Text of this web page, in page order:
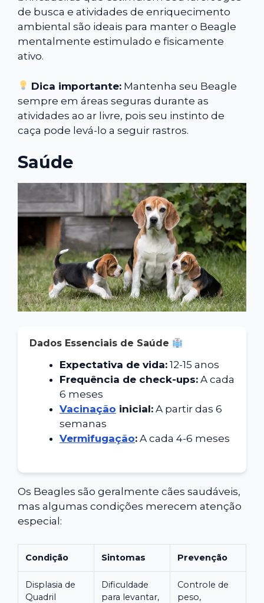
de busca e atividades de enriquecimento
ambiental são ideais para manter o Beagle
mentalmente estimulado e fisicamente
ativo.
Dica importante: Mantenha seu Beagle
sempre em áreas seguras durante as
atividades ao ar livre, pois seu instinto de
caça pode levá-lo a seguir rastros.
Saúde
Dados Essenciais de Saúde
Expectativa de vida: 12-15 anos
Frequência de check-ups: A cada
6 meses
Vacinação inicial: A partir das 6
semanas
Vermifugação: A cada 4-6 meses
Os Beagles são geralmente cães saudáveis,
mas algumas condições merecem atenção
especial:
Condição Sintomas Prevenção
Displasia de
Quadril
Dificuldade
para levantar,
Controle de
peso,